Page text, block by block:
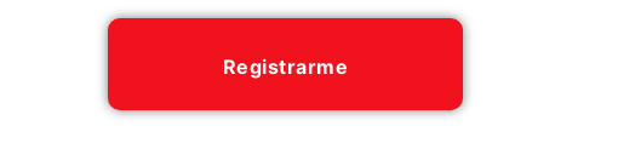
Registrarme